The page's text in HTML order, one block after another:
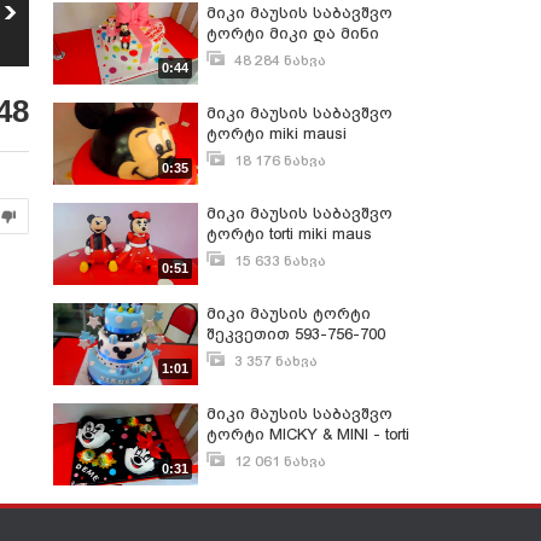
donald disney - cake
საბავშვო ტორტები
შეკვეთით
593756700
ნახვა
26
მინი მაუსის ტორტი -
mini mausis torti
4 858 ნახვა
0:44
მიკი მაუსის საბავშვო
ტორტი მიკი და მინი
48 284 ნახვა
0:35
მიკი მაუსის საბავშვო
ტორტი miki mausi
18 176 ნახვა
0:51
მიკი მაუსის საბავშვო
ტორტი torti miki maus
15 633 ნახვა
1:01
მიკი მაუსის ტორტი
შეკვეთით 593-756-700
3 357 ნახვა
0:31
მიკი მაუსის საბავშვო
ტორტი MICKY & MINI - torti
12 061 ნახვა